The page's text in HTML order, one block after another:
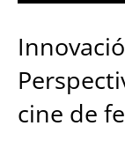
cine de fe